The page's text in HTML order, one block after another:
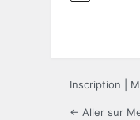
Inscription
← Aller sur